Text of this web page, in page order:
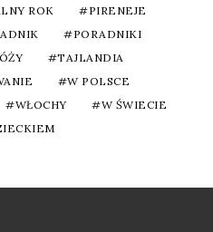
ROK
PIRENEJE
PORADNIKI
TAJLANDIA
W POLSCE
WŁOCHY
W ŚWIECIE